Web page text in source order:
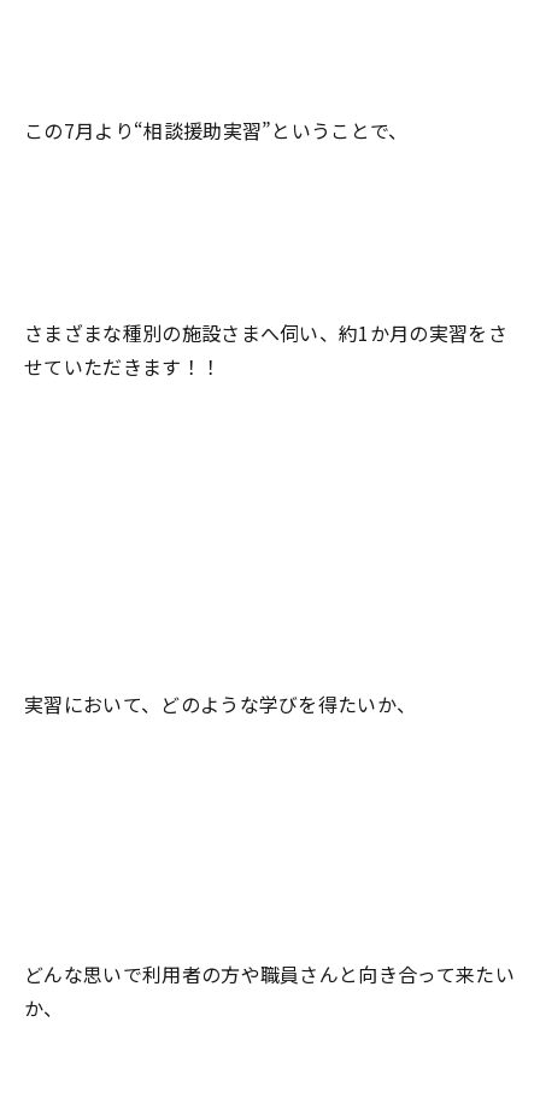
この7月より“相談援助実習”ということで、
さまざまな種別の施設さまへ伺い、約1か月の実習をさ
せていただきます！！
実習において、どのような学びを得たいか、
どんな思いで利用者の方や職員さんと向き合って来たい
か、